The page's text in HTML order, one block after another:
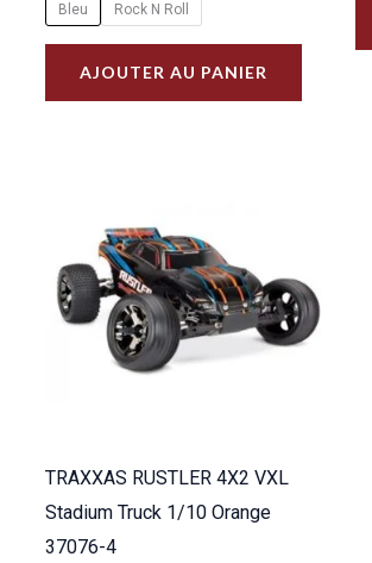
Bleu Rock N Roll
AJOUTER AU PANIER
peuvent
être
TRAXXAS RUSTLER 4X2 VXL
Stadium Truck 1/10 Orange
37076-4